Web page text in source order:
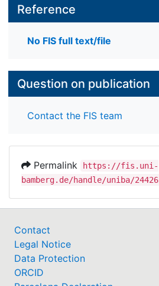
Reference
No FIS full text/file
Question on publication
Contact the FIS team
Permalink
https://fis.uni-
bamberg.de/handle/uniba/24426
Contact
Legal Notice
Data Protection
ORCID